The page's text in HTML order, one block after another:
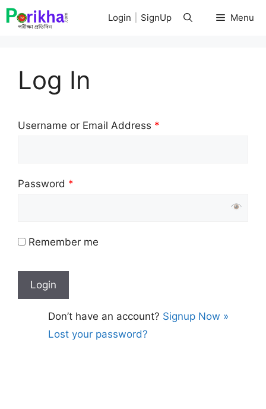
Skip
to
Menu
Login SignUp
Log In
Username or Email Address *
Password *
Remember me
Don’t have an account? Signup Now »
Lost your password?